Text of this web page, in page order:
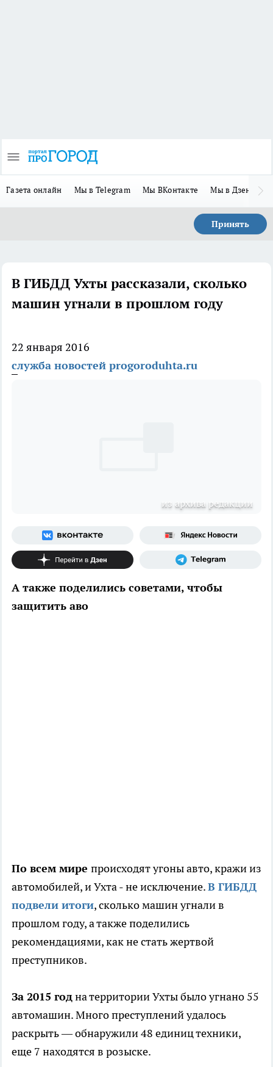
Газета онлайн Мы в Telegram Мы ВКонтакте Мы в Дзене
Принять
В ГИБДД Ухты рассказали, сколько
машин угнали в прошлом году
22 января 2016
служба новостей progoroduhta.ru
из архива редакции
А также поделились советами, чтобы
защитить аво
По всем мире происходят угоны авто, кражи из
автомобилей, и Ухта - не исключение.В ГИБДД
подвели итоги, сколько машин угнали в
прошлом году, а также поделились
рекомендациями, как не стать жертвой
преступников.
За 2015 годна территории Ухты было угнано 55
автомашин. Много преступлений удалось
раскрыть — обнаружили 48 единиц техники,
еще 7 находятся в розыске.